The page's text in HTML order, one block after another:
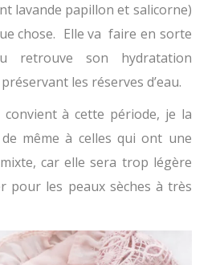
lavande papillon et salicorne)
chose. Elle va faire en sorte
retrouve son hydratation
les réserves d’eau.
à cette période, je la
même à celles qui ont une
car elle sera trop légère
pour les peaux sèches à très